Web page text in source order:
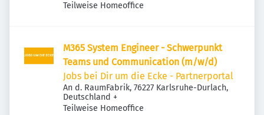
Teilweise Homeoffice
M365 System Engineer - Schwerpunkt
Teams und Communication (m/w/d)
Jobs bei Dir um die Ecke - Partnerportal
An d. RaumFabrik, 76227 Karlsruhe-Durlach,
Deutschland +
Teilweise Homeoffice